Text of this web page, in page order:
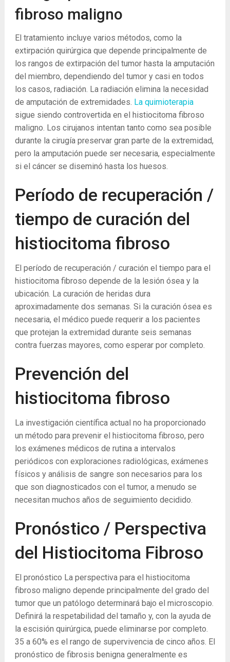
fibroso maligno
El tratamiento incluye varios métodos, como la
extirpación quirúrgica que depende principalmente de
los rangos de extirpación del tumor hasta la amputación
del miembro, dependiendo del tumor y casi en todos
los casos, radiación. La radiación elimina la necesidad
de amputación de extremidades. La quimioterapia
sigue siendo controvertida en el histiocitoma fibroso
maligno. Los cirujanos intentan tanto como sea posible
durante la cirugía preservar gran parte de la extremidad,
pero la amputación puede ser necesaria, especialmente
si el cáncer se diseminó hasta los huesos.
Período de recuperación /
tiempo de curación del
histiocitoma fibroso
El período de recuperación / curación el tiempo para el
histiocitoma fibroso depende de la lesión ósea y la
ubicación. La curación de heridas dura
aproximadamente dos semanas. Si la curación ósea es
necesaria, el médico puede requerir a los pacientes
que protejan la extremidad durante seis semanas
contra fuerzas mayores, como esperar por completo.
Prevención del
histiocitoma fibroso
La investigación científica actual no ha proporcionado
un método para prevenir el histiocitoma fibroso, pero
los exámenes médicos de rutina a intervalos
periódicos con exploraciones radiológicas, exámenes
físicos y análisis de sangre son necesarios para los
que son diagnosticados con el tumor, a menudo se
necesitan muchos años de seguimiento decidido.
Pronóstico / Perspectiva
del Histiocitoma Fibroso
El pronóstico La perspectiva para el histiocitoma
fibroso maligno depende principalmente del grado del
tumor que un patólogo determinará bajo el microscopio.
Definirá la respetabilidad del tamaño y, con la ayuda de
la escisión quirúrgica, puede eliminarse por completo.
35 a 60% es el rango de supervivencia de cinco años. El
pronóstico de fibrosis benigna generalmente es